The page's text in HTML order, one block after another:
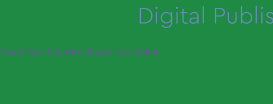
Read Your Favorite Magazines Online